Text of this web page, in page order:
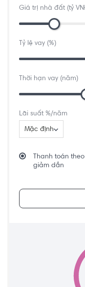
Giá trị nhà đất (tỷ
Tỷ lệ vay (%)
Thời hạn vay (năm)
Lãi suất %/năm
Mặc định
Thanh toán
giảm dần